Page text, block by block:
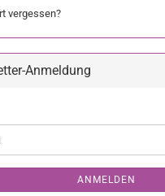
vergessen?
Anmeldung
ANMELDEN